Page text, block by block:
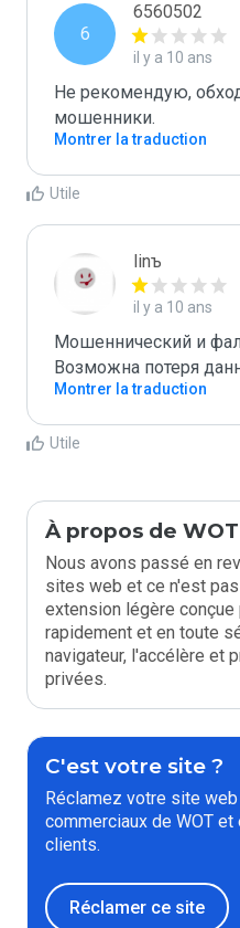
6
6560502
il y a 10 ans
Не рекомендую,
мошенники.
Montrer la traduction
Utile
linъ
il y a 10 ans
Мошеннический и
Возможна потеря
Montrer la traduction
Utile
À propos de WOT
Nous avons passé en
sites web et ce n'est
extension légère conçue
rapidement et en toute
navigateur, l'accélère et
privées.
C'est votre site ?
Réclamez votre site
commerciaux de WOT
clients.
Réclamer ce site